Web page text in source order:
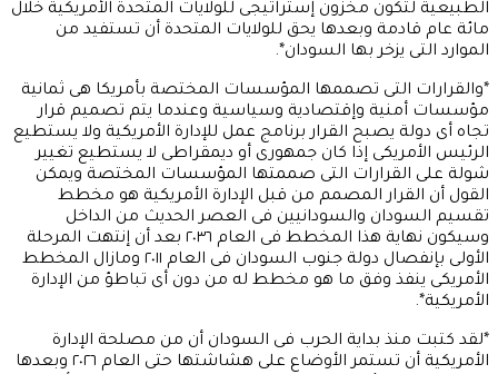
الطبيعية لتكون مخزون إستراتيجى للولايات المتحدة الأمريكية خلال
مائة عام قادمة وبعدها يحق للولايات المتحدة أن تستفيد من
الموارد التى يزخر بها السودان*.
*والقرارات التى تصممها المؤسسات المختصة بأمريكا هى ثمانية
مؤسسات أمنية وإقتصادية وسياسية وعندما يتم تصميم قرار
تجاه أى دولة يصبح القرار برنامج عمل للإدارة الأمريكية ولا يستطيع
الرئيس الأمريكى إذا كان جمهورى أو ديمقراطى لا يستطيع تغيير
شولة على القرارات التى صممتها المؤسسات المختصة ويمكن
القول أن القرار المصمم من قبل الإدارة الأمريكية هو مخطط
تقسيم السودان والسودانيين فى العصر الحديث من الداخل
وسيكون نهاية هذا المخطط فى العام ٢٠٣٦ بعد أن إنتهت المرحلة
الأولى بإنفصال دولة جنوب السودان فى العام ٢٠١١ ومازال المخطط
الأمريكى ينفذ وفق ما هو مخطط له من دون أى تباطؤ من الإدارة
الأمريكية*.
*لقد كتبت منذ بداية الحرب فى السودان أن من مصلحة الإدارة
الأمريكية أن تستمر الأوضاع على هشاشتها حتى العام ٢٠٢٦ وبعدها